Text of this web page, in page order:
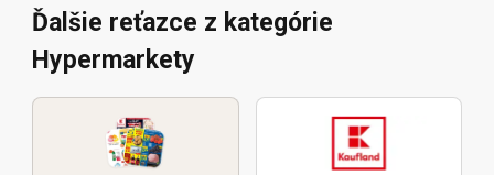
Ďalšie reťazce z kategórie
Hypermarkety